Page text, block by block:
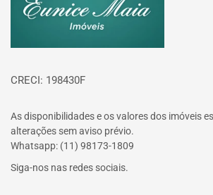
CRECI: 198430F
As disponibilidades e os valores dos imóveis
alterações sem aviso prévio.
Whatsapp: (11) 98173-1809
Siga-nos nas redes sociais.